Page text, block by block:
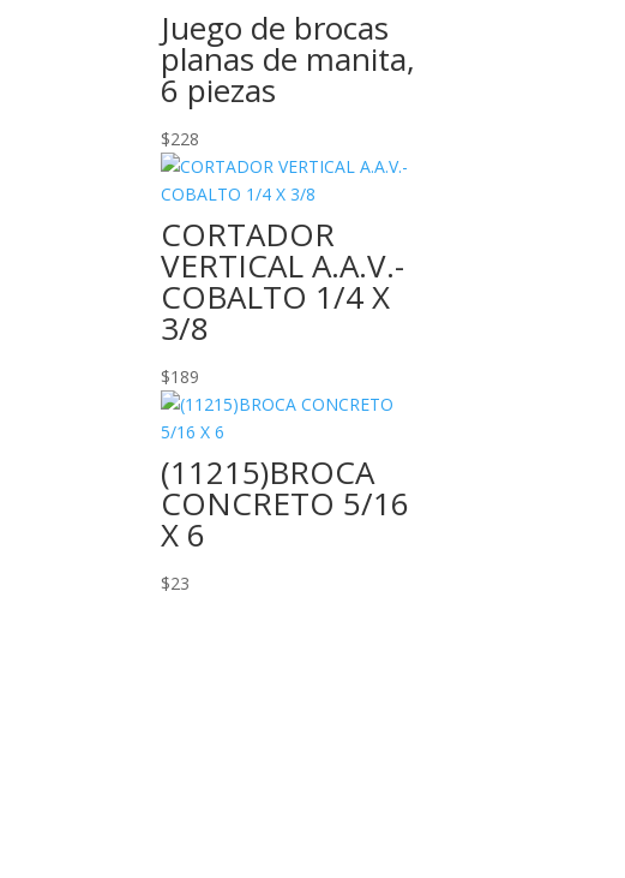
Juego de brocas
planas de manita,
6 piezas
$228
CORTADOR
VERTICAL A.A.V.-
COBALTO 1/4 X
3/8
$189
(11215)BROCA
CONCRETO 5/16
X 6
$23